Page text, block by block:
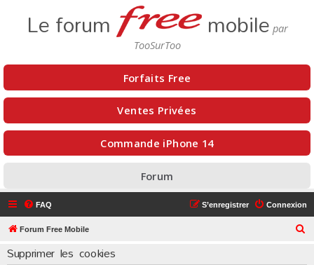
Le forum mobile
Forfaits Free
Ventes Privées
Commande iPhone 14
Forum
FAQ Connexion
S’enregistrer
Forum Free Mobile
Supprimer les cookies